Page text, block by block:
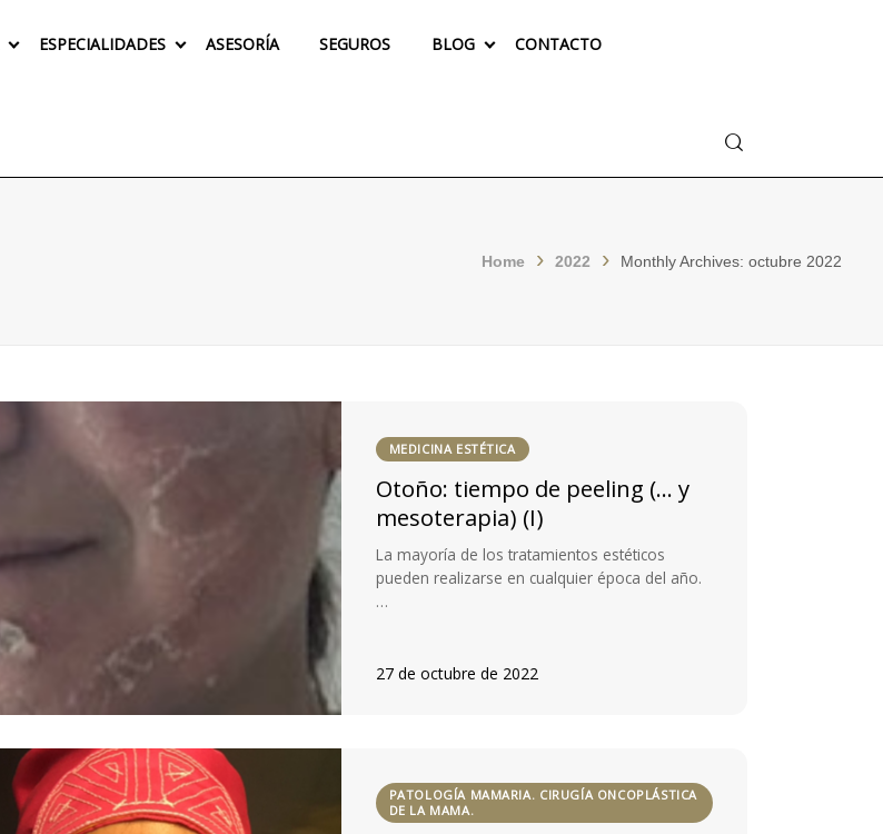
ESPECIALIDADES ASESORÍA SEGUROS BLOG CONTACTO
Buscar
Home 2022 Monthly Archives: octubre 2022
MEDICINA ESTÉTICA
Otoño: tiempo de peeling (… y
mesoterapia) (I)
La mayoría de los tratamientos estéticos
pueden realizarse en cualquier época del año.
…
27 de octubre de 2022
PATOLOGÍA MAMARIA. CIRUGÍA ONCOPLÁSTICA
DE LA MAMA.